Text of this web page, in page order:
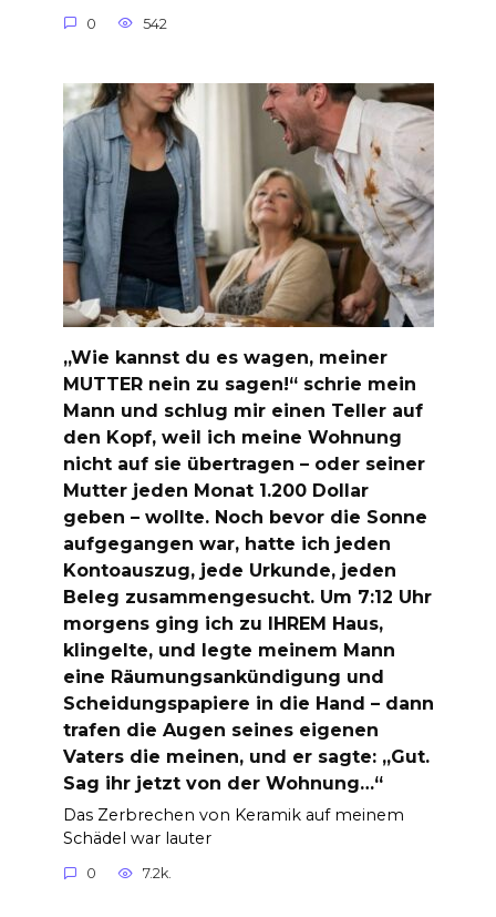
0 542
„Wie kannst du es wagen, meiner
MUTTER nein zu sagen!“ schrie mein
Mann und schlug mir einen Teller auf
den Kopf, weil ich meine Wohnung
nicht auf sie übertragen – oder seiner
Mutter jeden Monat 1.200 Dollar
geben – wollte. Noch bevor die Sonne
aufgegangen war, hatte ich jeden
Kontoauszug, jede Urkunde, jeden
Beleg zusammengesucht. Um 7:12 Uhr
morgens ging ich zu IHREM Haus,
klingelte, und legte meinem Mann
eine Räumungsankündigung und
Scheidungspapiere in die Hand – dann
trafen die Augen seines eigenen
Vaters die meinen, und er sagte: „Gut.
Sag ihr jetzt von der Wohnung…“
Das Zerbrechen von Keramik auf meinem
Schädel war lauter
0 7.2k.